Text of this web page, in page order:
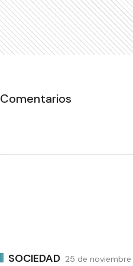
Comentarios
SOCIEDAD 25 de